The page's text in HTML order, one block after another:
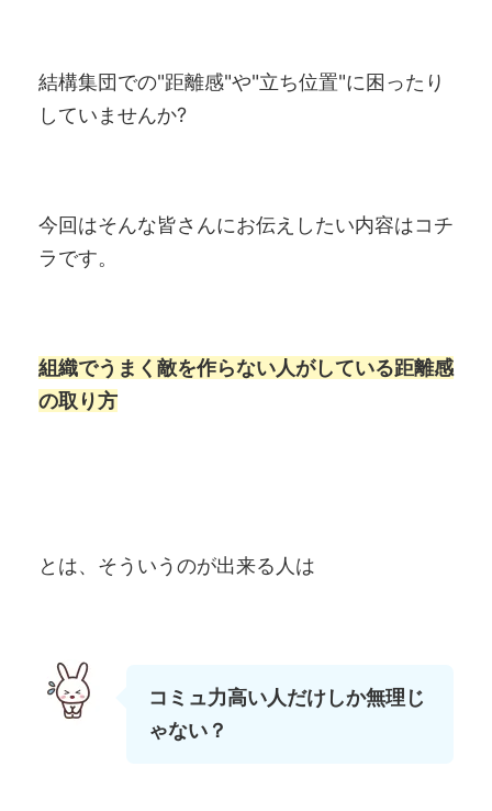
結構集団での"距離感"や"立ち位置"に困ったり
していませんか?
今回はそんな皆さんにお伝えしたい内容はコチ
ラです。
組織でうまく敵を作らない人がしている距離感
の取り方
とは、そういうのが出来る人は
コミュ力高い人だけしか無理じ
ゃない？